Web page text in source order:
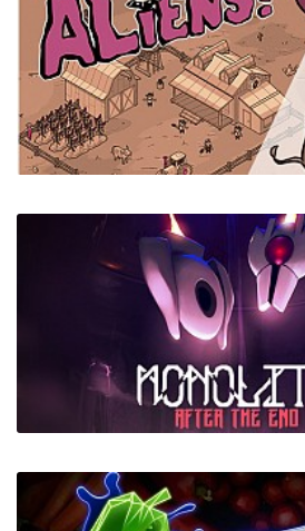
Guacamelee! 2
Looking for